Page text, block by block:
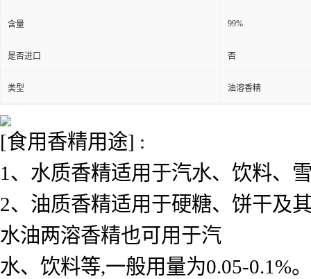
含量 99%
是否进口 否
类型 油溶香精
[食用香精用途] :
1、水质香精适用于汽水、饮料、
2、油质香精适用于硬糖、饼干及
水油两溶香精也可用于汽
水、饮料等,一般用量为0.05-0.1%。